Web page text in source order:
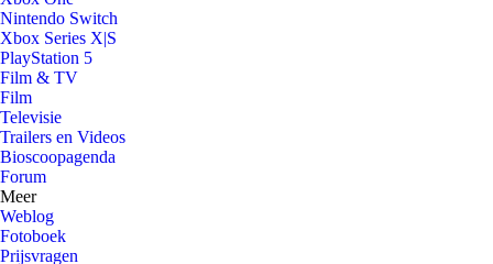
Nintendo Switch
Xbox Series X|S
PlayStation 5
Film & TV
Film
Televisie
Trailers en Videos
Bioscoopagenda
Forum
Meer
Weblog
Fotoboek
Prijsvragen